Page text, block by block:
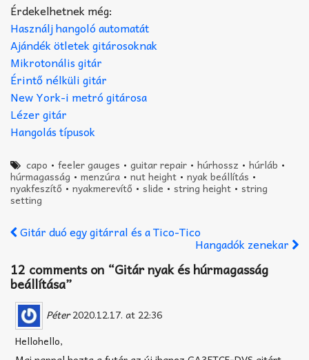
Érdekelhetnek még:
Használj hangoló automatát
Ajándék ötletek gitárosoknak
Mikrotonális gitár
Érintő nélküli gitár
New York-i metró gitárosa
Lézer gitár
Hangolás típusok
capo •feeler gauges •guitar repair •húrhossz •húrláb •
húrmagasság • menzúra • nut height • nyak beállítás •
nyakfeszítő • nyakmerevítő • slide • string height • string
setting
Gitár duó egy gitárral és a Tico-Tico
Hangadók zenekar
12 comments on “Gitár nyak és húrmagasság
beállítása”
Péter 2020.12.17. at 22:36
Hellohello,